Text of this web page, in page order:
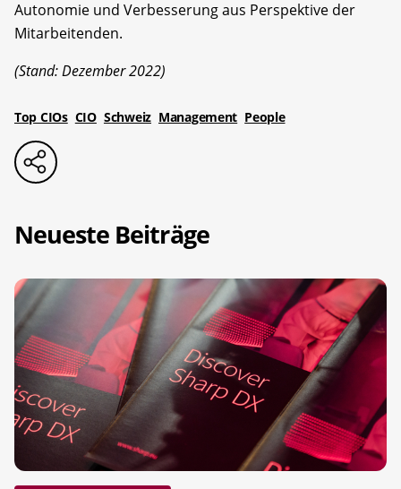
Autonomie und Verbesserung aus Perspektive der
Mitarbeitenden.
(Stand: Dezember 2022)
Top CIOs CIO Schweiz Management People
Neueste Beiträge